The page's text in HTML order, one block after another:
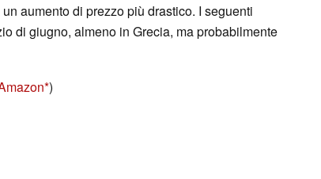
aumento di prezzo più drastico. I seguenti
di giugno, almeno in Grecia, ma probabilmente
)